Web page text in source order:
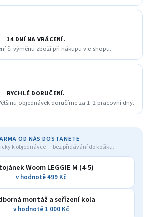
14 DNÍ NA VRÁCENÍ.
či výměnu zboží při nákupu v e-shopu.
RYCHLÉ DORUČENÍ.
objednávek doručíme za 1–2 pracovní dny.
OD NÁS DOSTANETE
k objednávce — bez přidávání do košíku.
Woom LEGGIE M (4-5)
v hodnotě 499 Kč
montáž a seřízení kola
v hodnotě 1 000 Kč